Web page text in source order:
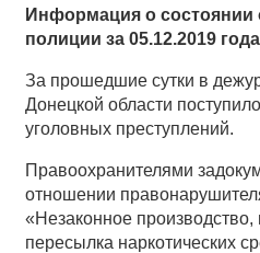
Информация о состоянии
полиции за 05.12.2019 года
За прошедшие сутки в
Донецкой области
уголовных преступлений.
Правоохранителями
отношении
«Незаконное производство,
пересылка наркотических